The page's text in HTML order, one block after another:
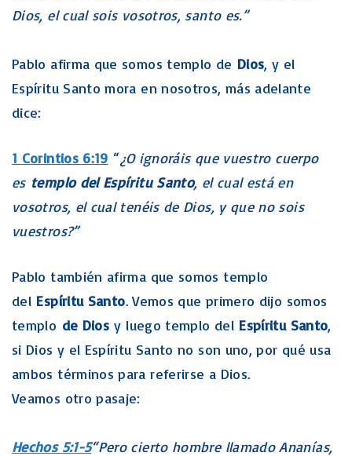
Dios, el cual sois vosotros, santo es.”
Pablo afirma que somos templo de Dios, y el
Espíritu Santo mora en nosotros, más adelante
dice:
1 Corintios 6:19 “¿O ignoráis que vuestro cuerpo
es templo del Espíritu Santo, el cual está en
vosotros, el cual tenéis de Dios, y que no sois
vuestros?”
Pablo también afirma que somos templo
del Espíritu Santo. Vemos que primero dijo somos
templo de Dios y luego templo del Espíritu Santo,
si Dios y el Espíritu Santo no son uno, por qué usa
ambos términos para referirse a Dios.
Veamos otro pasaje:
Hechos 5:1-5“Pero cierto hombre llamado Ananías,